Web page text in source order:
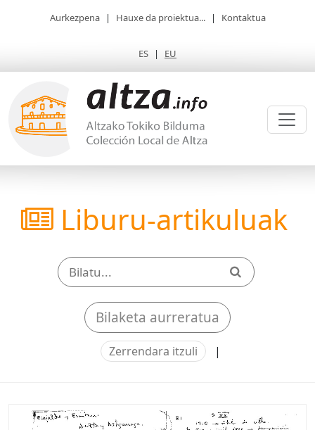
Aurkezpena | Hauxe da proiektua... | Kontaktua
ES | EU
Liburu-artikuluak
Bilaketa aurreratua
Zerrendara itzuli |